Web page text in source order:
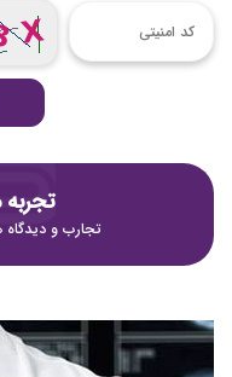
تجربه
تجارب و دیدگاه